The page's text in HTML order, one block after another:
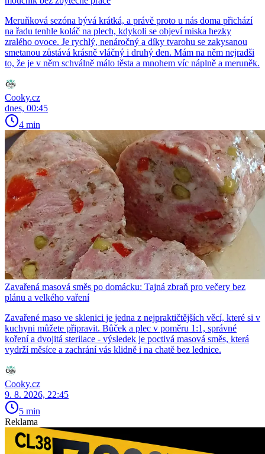
Meruňková sezóna bývá krátká, a právě proto u nás doma přichází
na řadu tenhle koláč na plech, kdykoli se objeví miska hezky
zralého ovoce. Je rychlý, nenáročný a díky tvarohu se zakysanou
smetanou zůstává krásně vláčný i druhý den. Mám na něm nejradši
to, že je v něm schválně málo těsta a mnohem víc náplně a meruněk.
Cooky.cz
dnes, 00:45
4 min
Zavařená masová směs po domácku: Tajná zbraň pro večery bez
plánu a velkého vaření
Zavařené maso ve sklenici je jedna z nejpraktičtějších věcí, které si v
kuchyni můžete připravit. Bůček a plec v poměru 1:1, správné
koření a dvojitá sterilace - výsledek je poctivá masová směs, která
vydrží měsíce a zachrání vás klidně i na chatě bez lednice.
Cooky.cz
9. 8. 2026, 22:45
5 min
Reklama